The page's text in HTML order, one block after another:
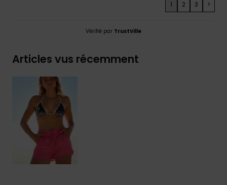
1 2 3 >
Vérifié par TrustVille
Articles vus récemment